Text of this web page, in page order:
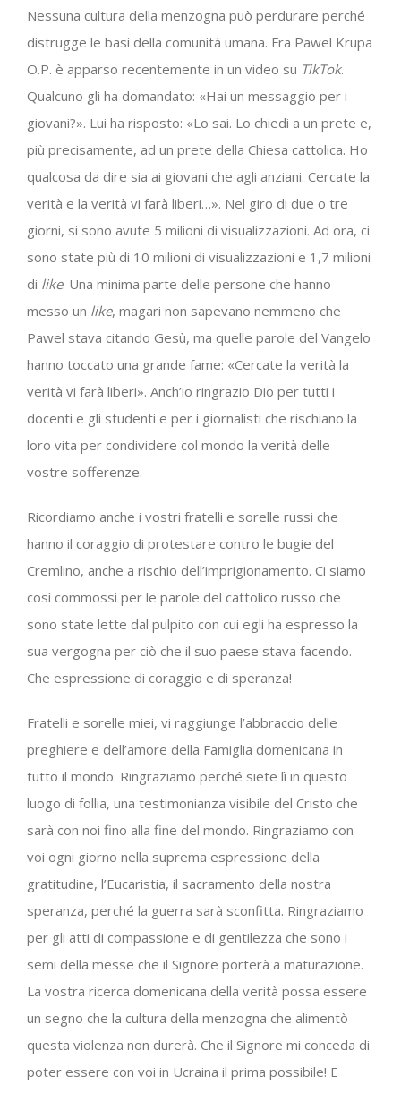
Nessuna cultura della menzogna può perdurare perché
distrugge le basi della comunità umana. Fra Pawel Krupa
O.P. è apparso recentemente in un video su TikTok.
Qualcuno gli ha domandato: «Hai un messaggio per i
giovani?». Lui ha risposto: «Lo sai. Lo chiedi a un prete e,
più precisamente, ad un prete della Chiesa cattolica. Ho
qualcosa da dire sia ai giovani che agli anziani. Cercate la
verità e la verità vi farà liberi…». Nel giro di due o tre
giorni, si sono avute 5 milioni di visualizzazioni. Ad ora, ci
sono state più di 10 milioni di visualizzazioni e 1,7 milioni
di like. Una minima parte delle persone che hanno
messo un like, magari non sapevano nemmeno che
Pawel stava citando Gesù, ma quelle parole del Vangelo
hanno toccato una grande fame: «Cercate la verità la
verità vi farà liberi». Anch’io ringrazio Dio per tutti i
docenti e gli studenti e per i giornalisti che rischiano la
loro vita per condividere col mondo la verità delle
vostre sofferenze.
Ricordiamo anche i vostri fratelli e sorelle russi che
hanno il coraggio di protestare contro le bugie del
Cremlino, anche a rischio dell’imprigionamento. Ci siamo
così commossi per le parole del cattolico russo che
sono state lette dal pulpito con cui egli ha espresso la
sua vergogna per ciò che il suo paese stava facendo.
Che espressione di coraggio e di speranza!
Fratelli e sorelle miei, vi raggiunge l’abbraccio delle
preghiere e dell’amore della Famiglia domenicana in
tutto il mondo. Ringraziamo perché siete lì in questo
luogo di follia, una testimonianza visibile del Cristo che
sarà con noi fino alla fine del mondo. Ringraziamo con
voi ogni giorno nella suprema espressione della
gratitudine, l’Eucaristia, il sacramento della nostra
speranza, perché la guerra sarà sconfitta. Ringraziamo
per gli atti di compassione e di gentilezza che sono i
semi della messe che il Signore porterà a maturazione.
La vostra ricerca domenicana della verità possa essere
un segno che la cultura della menzogna che alimentò
questa violenza non durerà. Che il Signore mi conceda di
poter essere con voi in Ucraina il prima possibile! E